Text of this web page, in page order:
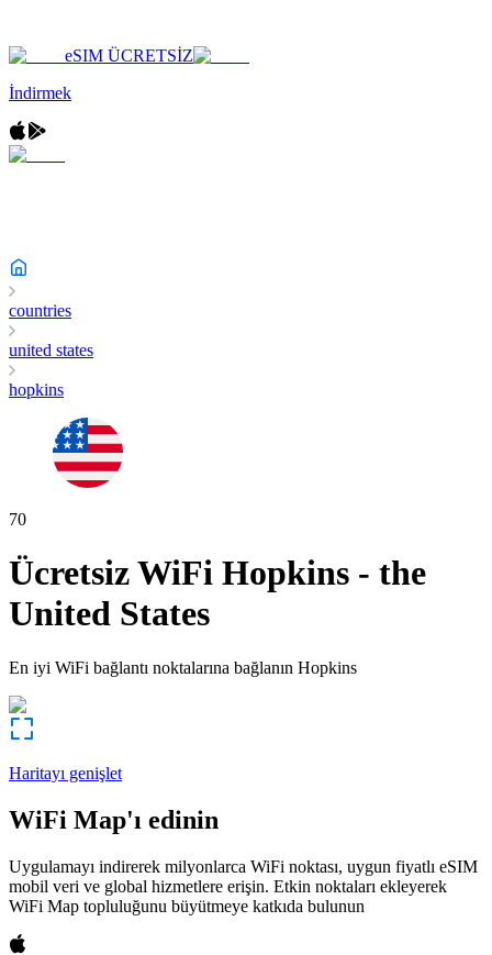
eSIM ÜCRETSİZ
İndirmek
countries
united states
hopkins
70
Ücretsiz WiFi Hopkins - the
United States
En iyi WiFi bağlantı noktalarına bağlanın Hopkins
Haritayı genişlet
WiFi Map'ı edinin
Uygulamayı indirerek milyonlarca WiFi noktası, uygun fiyatlı eSIM
mobil veri ve global hizmetlere erişin. Etkin noktaları ekleyerek
WiFi Map topluluğunu büyütmeye katkıda bulunun